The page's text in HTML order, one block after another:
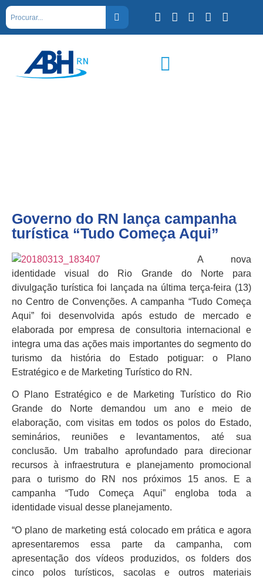
Governo do RN lança campanha
turística “Tudo Começa Aqui”
A nova
identidade visual do Rio Grande do Norte para
divulgação turística foi lançada na última terça-feira (13)
no Centro de Convenções. A campanha “Tudo Começa
Aqui” foi desenvolvida após estudo de mercado e
elaborada por empresa de consultoria internacional e
integra uma das ações mais importantes do segmento do
turismo da história do Estado potiguar: o Plano
Estratégico e de Marketing Turístico do RN.
O Plano Estratégico e de Marketing Turístico do Rio
Grande do Norte demandou um ano e meio de
elaboração, com visitas em todos os polos do Estado,
seminários, reuniões e levantamentos, até sua
conclusão. Um trabalho aprofundado para direcionar
recursos à infraestrutura e planejamento promocional
para o turismo do RN nos próximos 15 anos. E a
campanha “Tudo Começa Aqui” engloba toda a
identidade visual desse planejamento.
“O plano de marketing está colocado em prática e agora
apresentaremos essa parte da campanha, com
apresentação dos vídeos produzidos, os folders dos
cinco polos turísticos, sacolas e outros materiais